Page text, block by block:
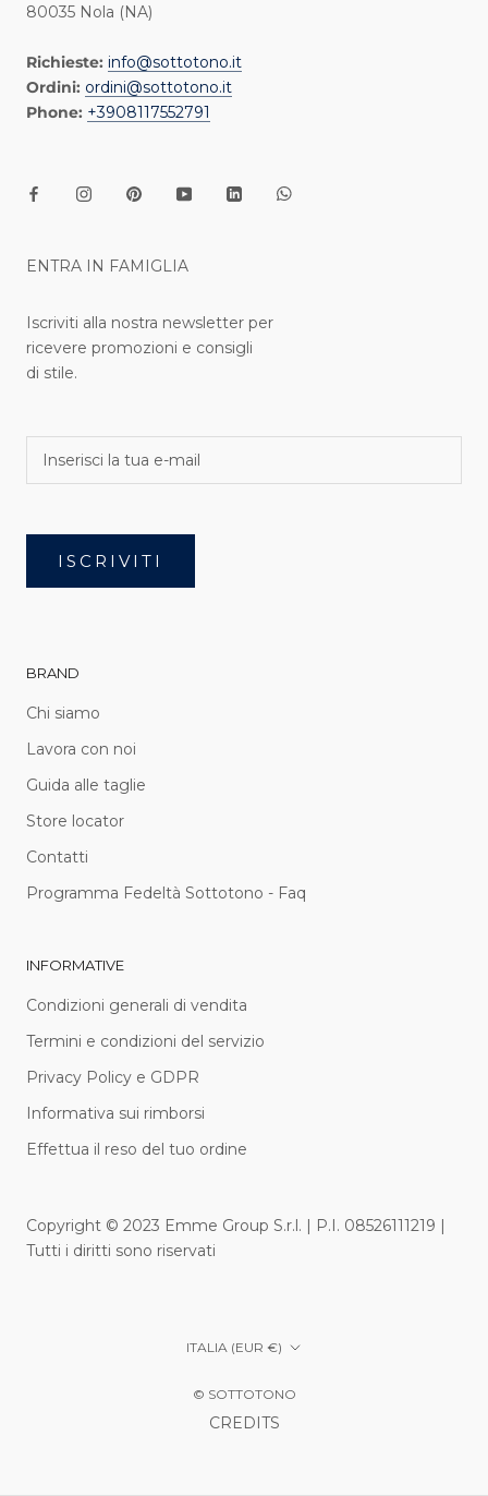
80035 Nola (NA)
Richieste: info@sottotono.it
Ordini: ordini@sottotono.it
Phone: +3908117552791
ENTRA IN FAMIGLIA
Iscriviti alla nostra newsletter per
ricevere promozioni e consigli
di stile.
ISCRIVITI
BRAND
Chi siamo
Lavora con noi
Guida alle taglie
Store locator
Contatti
Programma Fedeltà Sottotono - Faq
INFORMATIVE
Condizioni generali di vendita
Termini e condizioni del servizio
Privacy Policy e GDPR
Informativa sui rimborsi
Effettua il reso del tuo ordine
Copyright © 2023 Emme Group S.r.l. | P.I. 08526111219 |
Tutti i diritti sono riservati
Paese/Area
ITALIA (EUR €)
© SOTTOTONO
CREDITS